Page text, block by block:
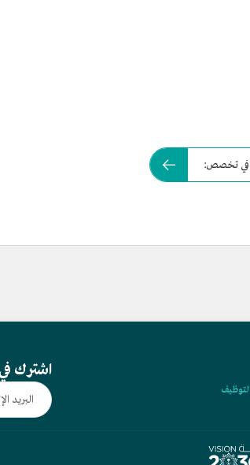
في تخصص:
التوظيف
اشترك